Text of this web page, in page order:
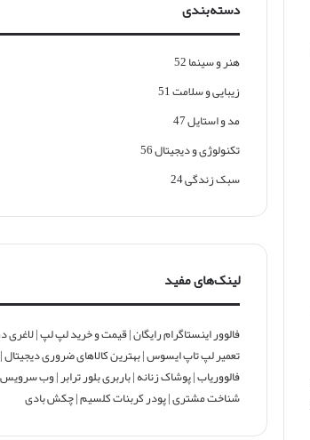
ب
ا
ر
دسته‌بندی
هنر و سینما52
زیبایی و سلامت51
مد و استایل47
تکنولوژی و دیجیتال56
سبک زندگی24
لینک‌های مفید
فالوور اینستاگرام رایگان|قیمت و خرید لپ لپ|لاغری
تعمیر لپ تاپ ایسوس|بهترین کالاهای ضروری دیجیتال|
فالووریاب|پوشاک زنانه|باربری بلور ترابر|وب
شناخت مشتری|پودر کربنات کلسیم|چکش بادی